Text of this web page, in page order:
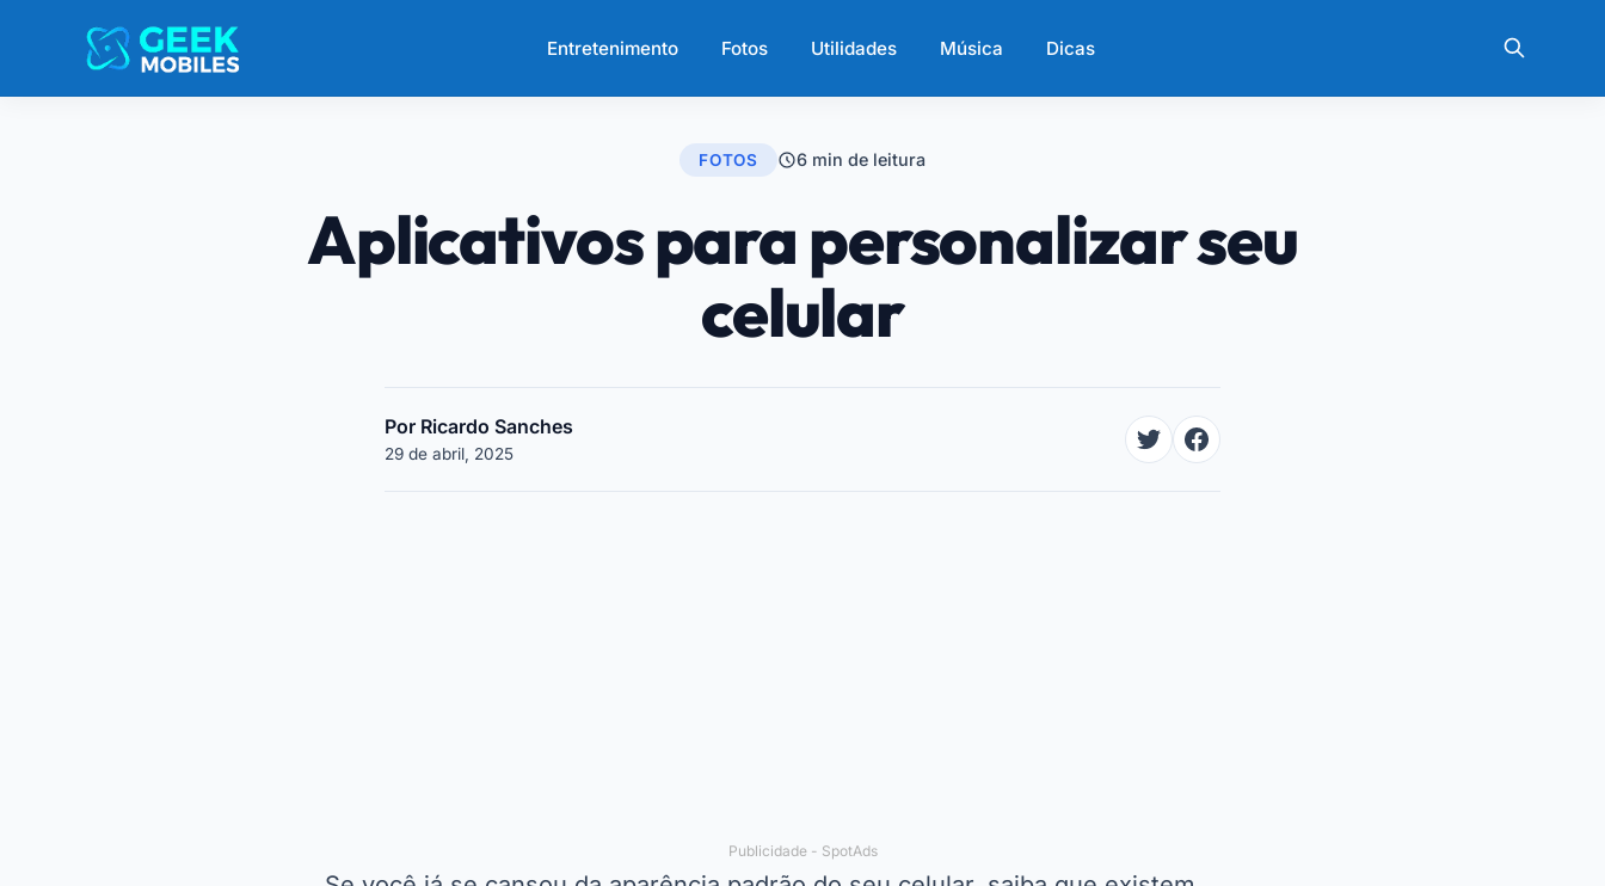
Entretenimento Fotos Utilidades Música Dicas
FOTOS 6 min de leitura
Aplicativos para personalizar seu
celular
Por Ricardo Sanches
29 de abril, 2025
Publicidade - SpotAds